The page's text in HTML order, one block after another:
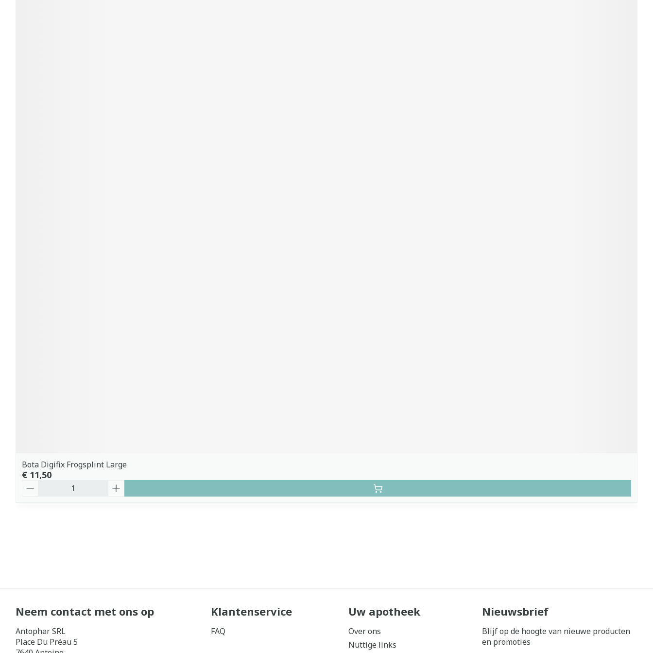
Bota Digifix Frogsplint Large
€ 11,50
Neem contact met ons op
Antophar SRL
Place Du Préau 5
Klantenservice
FAQ
Uw apotheek
Over ons
Nuttige links
Nieuwsbrief
Blijf op de hoogte van nieuwe producten
en promoties